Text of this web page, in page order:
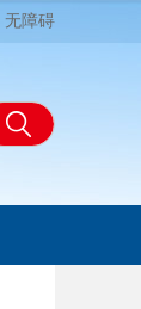
无障碍